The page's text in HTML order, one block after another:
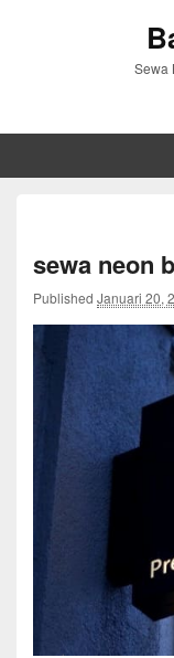
Sewa
sewa neon
Published Januari 20,